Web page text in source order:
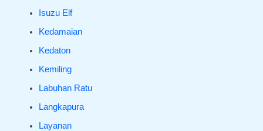
Isuzu Elf
Kedamaian
Kedaton
Kemiling
Labuhan Ratu
Langkapura
Layanan